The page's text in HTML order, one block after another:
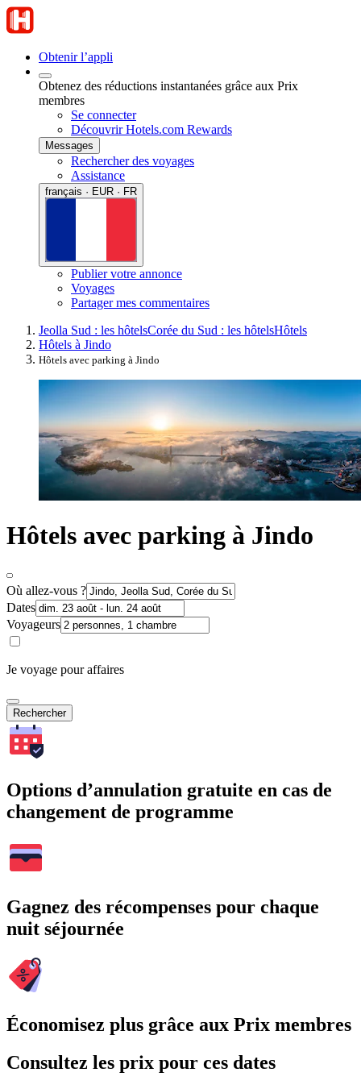
Obtenir l’appli
Obtenez des réductions instantanées grâce aux Prix
membres
Se connecter
Découvrir Hotels.com Rewards
Messages
Rechercher des voyages
Assistance
français · EUR · FR
Publier votre annonce
Voyages
Partager mes commentaires
Jeolla Sud : les hôtelsCorée du Sud : les hôtelsHôtels
Hôtels à Jindo
Hôtels avec parking à Jindo
Hôtels avec parking à Jindo
Où allez-vous ?
Dates
Voyageurs
Je voyage pour affaires
Rechercher
Options d’annulation gratuite en cas de
changement de programme
Gagnez des récompenses pour chaque
nuit séjournée
Économisez plus grâce aux Prix membres
Consultez les prix pour ces dates